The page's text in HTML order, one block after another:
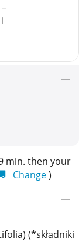
min. then your
Change)
(*składniki